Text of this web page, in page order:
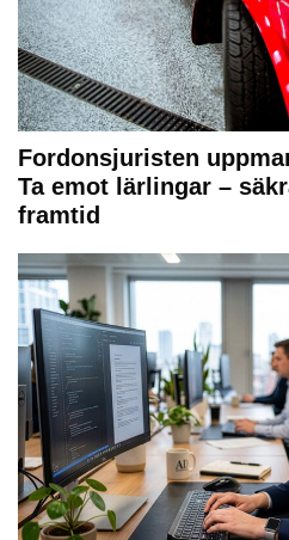
Fordonsjuristen
Ta emot lärlingar –
framtid